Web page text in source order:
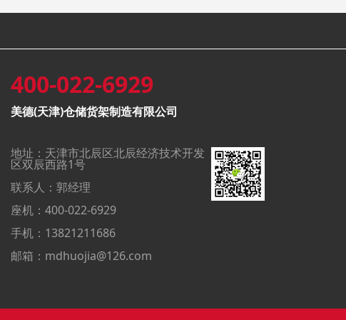
400-022-6929
美德(天津)仓储货架制造有限公司
地址：天津市北辰区北辰经济技术开发
区双辰西路1号
联系人：郭经理
座机：400-022-6929
手机：13821211686
邮箱：mdhuojia@126.com